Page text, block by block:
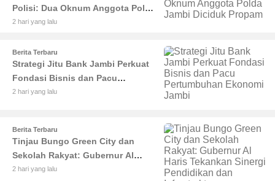
Polisi: Dua Oknum Anggota Polda
Jambi Diciduk Propam
2 hari yang lalu
Berita Terbaru
Strategi Jitu Bank Jambi Perkuat
Fondasi Bisnis dan Pacu
Pertumbuhan Ekonomi Jambi
2 hari yang lalu
Berita Terbaru
Tinjau Bungo Green City dan
Sekolah Rakyat: Gubernur Al
Haris Tekankan Sinergi
2 hari yang lalu